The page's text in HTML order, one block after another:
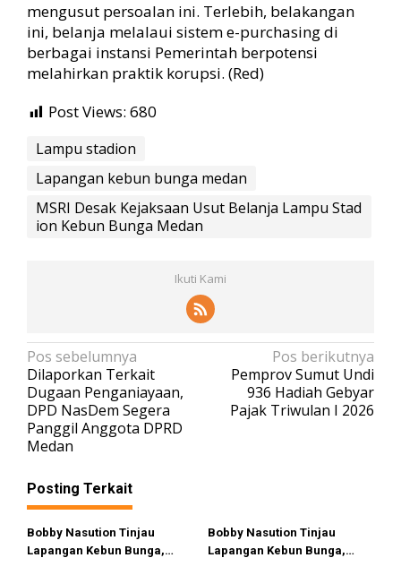
mengusut persoalan ini. Terlebih, belakangan
ini, belanja melalaui sistem e-purchasing di
berbagai instansi Pemerintah berpotensi
melahirkan praktik korupsi. (Red)
Post Views: 680
Lampu stadion
Lapangan kebun bunga medan
MSRI Desak Kejaksaan Usut Belanja Lampu Stad
ion Kebun Bunga Medan
Ikuti Kami
N
a
v
i
g
a
s
i
p
Pos sebelumnya
Dilaporkan Terkait
Dugaan Penganiayaan,
DPD NasDem Segera
Panggil Anggota DPRD
Medan
Pos berikutnya
Pemprov Sumut Undi
936 Hadiah Gebyar
Pajak Triwulan I 2026
Posting Terkait
Bobby Nasution Tinjau
Lapangan Kebun Bunga,
Bobby Nasution Tinjau
Lapangan Kebun Bunga,